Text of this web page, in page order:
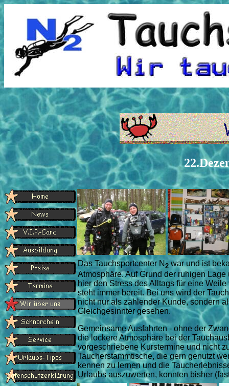
Das Tauchsportcenter N 2 war und ist
Atmosphäre. Auf Grund der ruhigen
hier den Stress des Alltags für eine
steht immer bereit. Bei uns wird der
nicht nur als zahlender Kunde, sondern
Gleichgesinnter gesehen.
Gemeinsame Ausfahrten - ohne der
die lockere Atmosphäre bei der
vorgeschriebene Kurstermine und nicht
Taucherstammtische, die gern genutzt
kennen zu lernen und die
Urlaubs auszuwerten, konnten bisher